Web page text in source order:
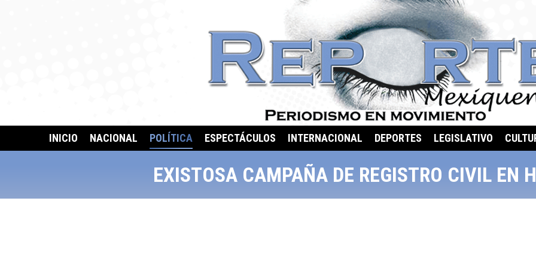
INICIO NACIONAL POLÍTICA ESPECTÁCULOS INTERNACIONAL DEPORTES LEGISLATIVO
EXISTOSA CAMPAÑA DE REGISTRO CIVIL EN